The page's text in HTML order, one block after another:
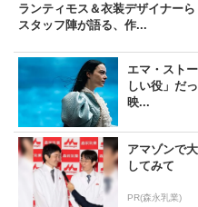
ランティモス＆衣装デザイナーら
スタッフ陣が語る、作...
エマ・スト
しい役」だ
映...
アマゾンで
してみて
PR(森永乳業)